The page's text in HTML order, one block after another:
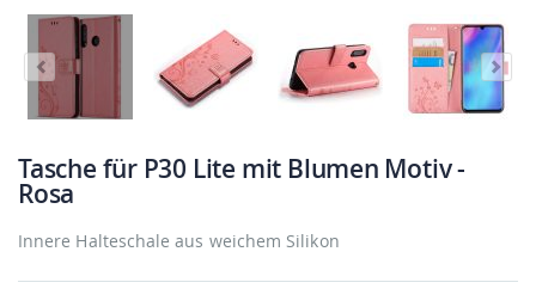
Tasche für P30 Lite mit Blumen Motiv -
Rosa
Innere Halteschale aus weichem Silikon